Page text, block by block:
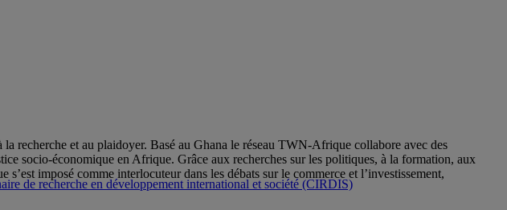
recherche et au plaidoyer. Basé au Ghana le réseau TWN-Afrique collabore avec des
socio-économique en Afrique. Grâce aux recherches sur les politiques, à la formation, aux
imposé comme interlocuteur dans les débats sur le commerce et l’investissement,
de recherche en développement international et société (CIRDIS)